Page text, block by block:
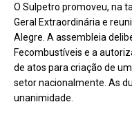
O Sulpetro promoveu, na
Geral Extraordinária e
Alegre. A assembleia
Fecombustíveis e a
de atos para criação de
setor nacionalmente. As
unanimidade.